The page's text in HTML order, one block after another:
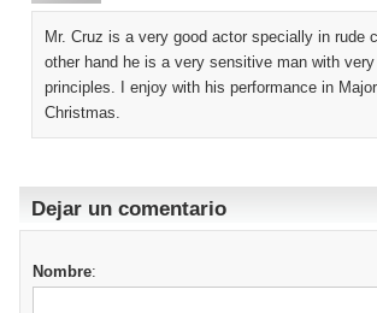
Mr. Cruz is a very good actor specially in rude
other hand he is a very sensitive man with
principles. I enjoy with his performance in
Christmas.
Dejar un comentario
Nombre: